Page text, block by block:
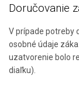
Doručovanie
V prípade potreby
osobné údaje
uzatvorenie bolo
diaľku).